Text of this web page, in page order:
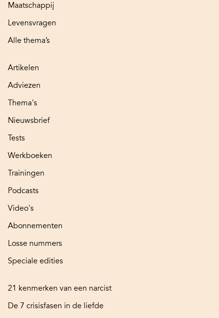
Maatschappij
Levensvragen
Alle thema’s
Artikelen
Adviezen
Thema's
Nieuwsbrief
Tests
Werkboeken
Trainingen
Podcasts
Video's
Abonnementen
Losse nummers
Speciale edities
21 kenmerken van een narcist
De 7 crisisfasen in de liefde